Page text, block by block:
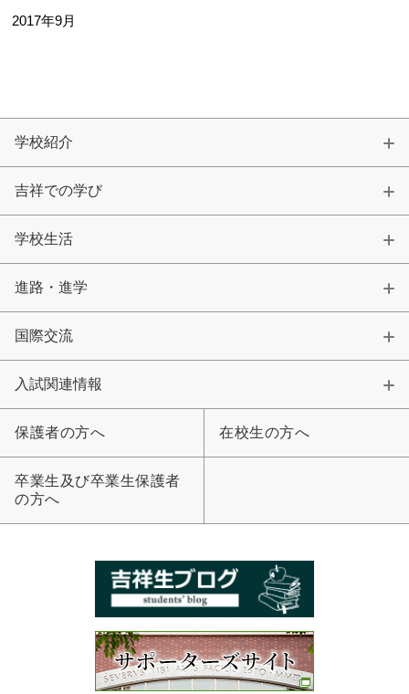
2017年9月
学校紹介
吉祥での学び
学校生活
進路・進学
国際交流
入試関連情報
保護者の方へ 在校生の方へ
卒業生及び卒業生保護者
の方へ